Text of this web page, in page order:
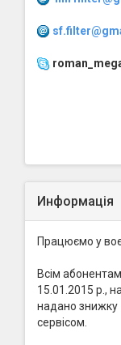
Информація
Працюємо у
Всім
15.01.2015 р.,
надано знижку
сервісом.